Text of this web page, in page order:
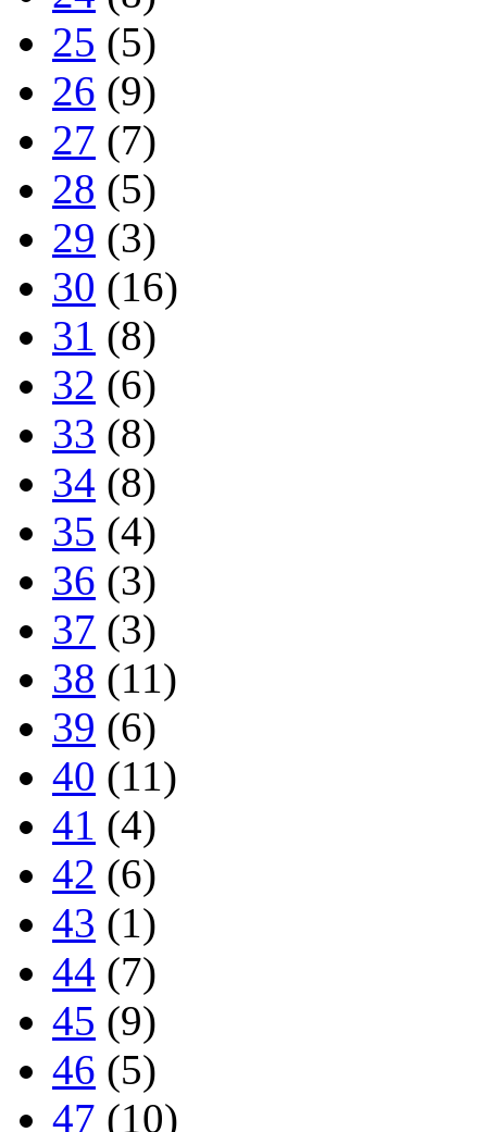
25 (5)
26 (9)
27 (7)
28 (5)
29 (3)
30 (16)
31 (8)
32 (6)
33 (8)
34 (8)
35 (4)
36 (3)
37 (3)
38 (11)
39 (6)
40 (11)
41 (4)
42 (6)
43 (1)
44 (7)
45 (9)
46 (5)
47 (10)